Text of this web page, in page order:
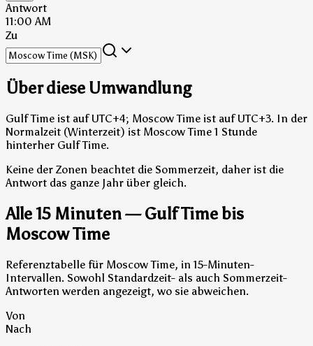
Antwort
11:00 AM
Zu
Über diese Umwandlung
Gulf Time ist auf UTC+4; Moscow Time ist auf UTC+3. In der
Normalzeit (Winterzeit) ist Moscow Time 1 Stunde
hinterher Gulf Time.
Keine der Zonen beachtet die Sommerzeit, daher ist die
Antwort das ganze Jahr über gleich.
Alle 15 Minuten — Gulf Time bis
Moscow Time
Referenztabelle für Moscow Time, in 15-Minuten-
Intervallen. Sowohl Standardzeit- als auch Sommerzeit-
Antworten werden angezeigt, wo sie abweichen.
Von
Nach